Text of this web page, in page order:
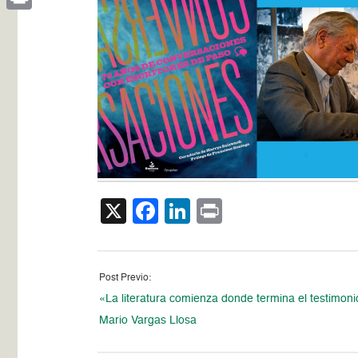
X Facebook
LinkedIn
Post Previo:
«La literatura comienza donde termina el
Mario Vargas Llosa